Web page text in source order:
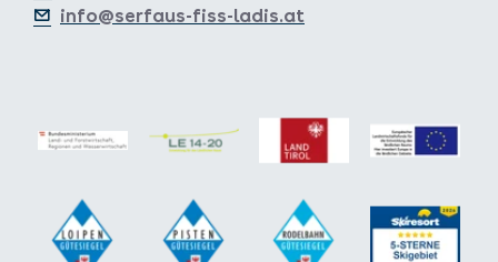
info@serfaus-fiss-ladis.at